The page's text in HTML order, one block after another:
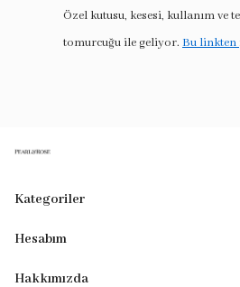
Özel kutusu, kesesi, kullanım ve
tomurcuğu ile geliyor. Bu linkten
Kategoriler
Hesabım
Hakkımızda